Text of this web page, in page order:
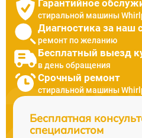
Гарантийное
стиральной машины
Диагностика за наш
ремонт по желанию
Бесплатный выезд
в день обращения
Срочный ремонт
стиральной машины
Бесплатная
специалистом